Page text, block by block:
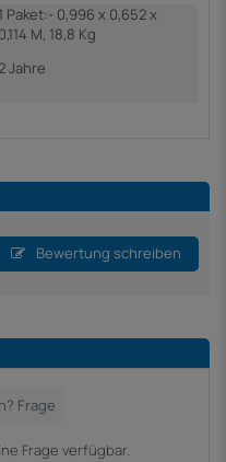
1 Paket:- 0,996 x 0,652 x
0,114 M, 18,8 Kg
2 Jahre
Bewertung schreiben
Frage verfügbar.